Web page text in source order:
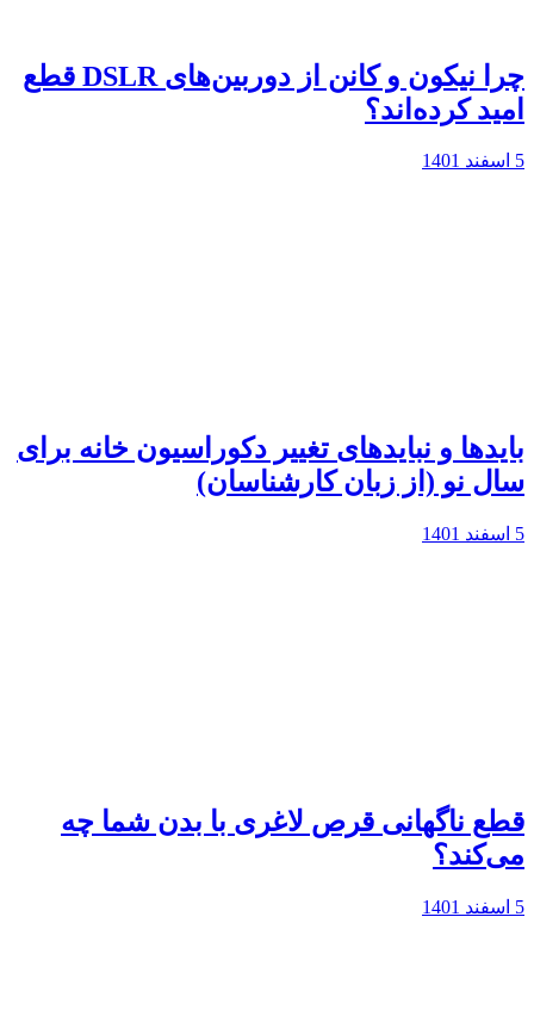
چرا نیکون و کانن از دوربین‌های DSLR قطع
امید کرده‌اند؟
5 اسفند 1401
بایدها و نبایدهای تغییر دکوراسیون خانه برای
سال نو (از زبان کارشناسان)
5 اسفند 1401
قطع ناگهانی قرص لاغری با بدن شما چه
می‌کند؟
5 اسفند 1401